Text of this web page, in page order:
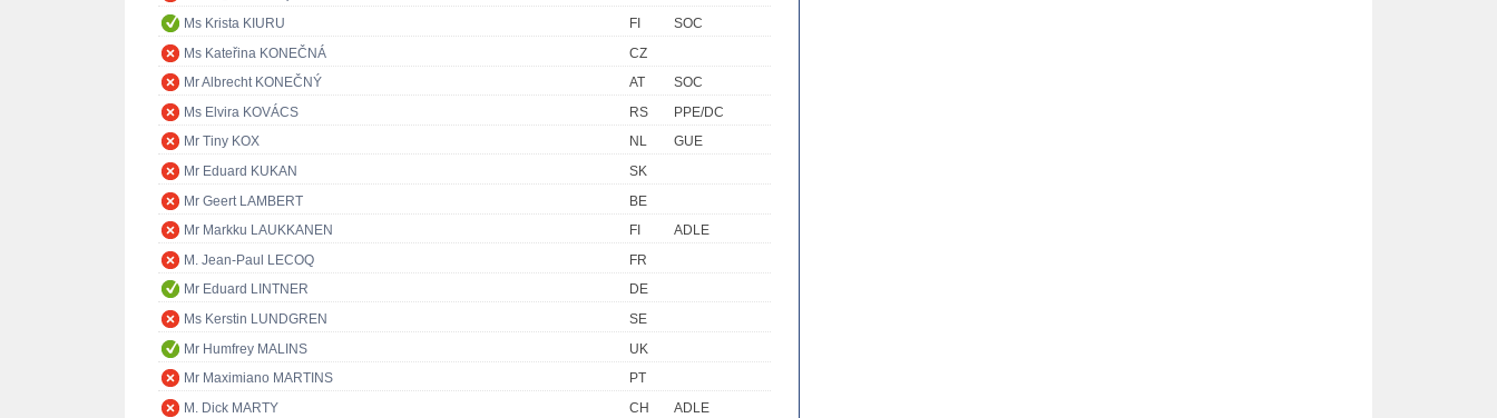
Ms Krista KIURU
FI
SOC
Ms Kateřina KONEČNÁ
CZ
Mr Albrecht KONEČNÝ
AT
SOC
Ms Elvira KOVÁCS
RS
PPE/DC
Mr Tiny KOX
NL
GUE
Mr Eduard KUKAN
SK
Mr Geert LAMBERT
BE
Mr Markku LAUKKANEN
FI
ADLE
M. Jean-Paul LECOQ
FR
Mr Eduard LINTNER
DE
Ms Kerstin LUNDGREN
SE
Mr Humfrey MALINS
UK
Mr Maximiano MARTINS
PT
M. Dick MARTY
CH
ADLE